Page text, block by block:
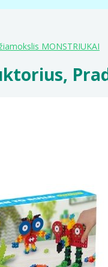
MONSTRIUKAI